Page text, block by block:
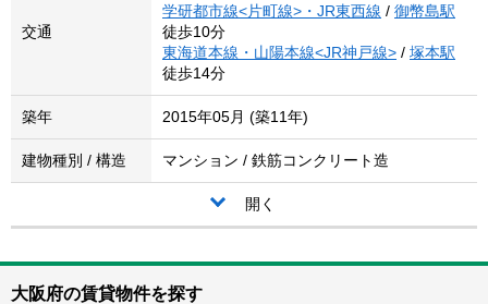
交通
学研都市線<片町線>・JR東西線 / 御幣島駅
徒歩10分
東海道本線・山陽本線<JR神戸線> / 塚本駅
徒歩14分
築年 2015年05月 (築11年)
建物種別 / 構造 マンション / 鉄筋コンクリート造
開く
大阪府の賃貸物件を探す